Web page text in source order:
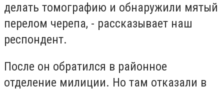
делать томографию и обнаружили мятый
перелом черепа, - рассказывает наш
респондент.
После он обратился в районное
отделение милиции. Но там отказали в